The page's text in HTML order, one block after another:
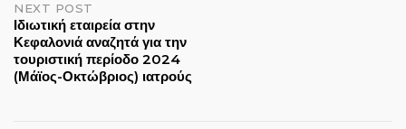
NEXT POST
Ιδιωτική εταιρεία στην
Κεφαλονιά αναζητά για την
τουριστική περίοδο 2024
(Μάϊος-Οκτώβριος) ιατρούς